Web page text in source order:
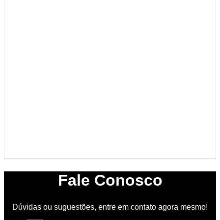
Fale Conosco
Dúvidas ou suguestões, entre em contato agora mesmo!